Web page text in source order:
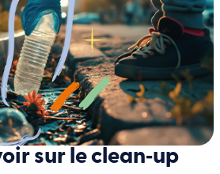
sur le clean‑up